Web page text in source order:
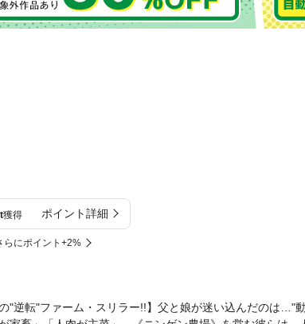
獲得 ポイント詳細
らにポイント+2%
の"逆転"ファーム・スリラー!!】父と娘が迷い込んだのは…"